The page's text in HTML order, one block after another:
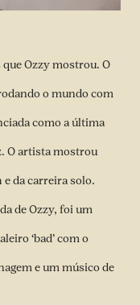
Ozzy mostrou. O
o mundo com
como a última
O artista mostrou
da carreira solo.
de Ozzy, foi um
‘bad’ com o
e um músico de